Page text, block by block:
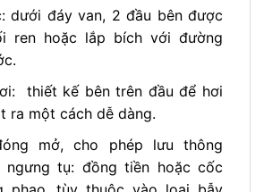
dưới đáy van, 2 đầu bên được
ren hoặc lắp bích với đường
thiết kế bên trên đầu để hơi
ra một cách dễ dàng.
mở, cho phép lưu thông
ngưng tụ: đồng tiền hoặc cốc